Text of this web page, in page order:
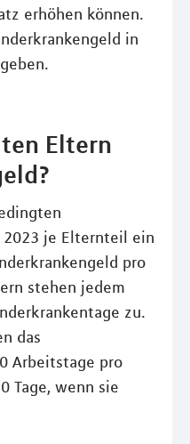
erhöhen können.
in
Eltern
je Elternteil ein
pro
stehen jedem
zu.
das
Arbeitstage pro
Tage, wenn sie